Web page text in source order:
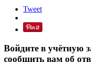
Tweet
Войдите в учётную
сообщить вам об